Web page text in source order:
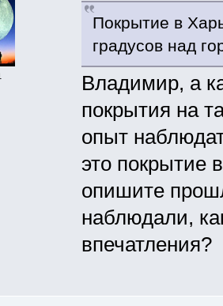
Покрытие в
градусов над
Владимир, а
покрытия на
опыт
это покрытие
опишите
наблюдали,
впечатления?